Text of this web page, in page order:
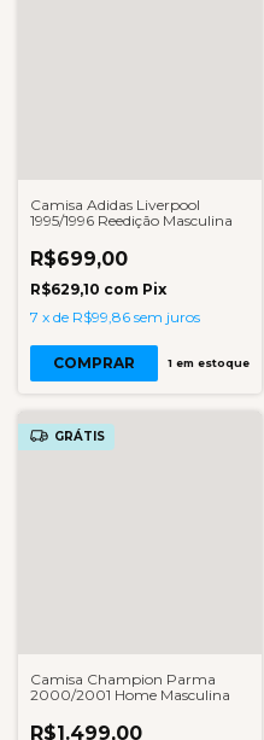
Camisa Adidas Liverpool
1995/1996 Reedição Masculina
R$699,00
R$629,10 com Pix
7 x de R$99,86 sem juros
COMPRAR 1em estoque
GRÁTIS
Camisa Champion Parma
2000/2001 Home Masculina
R$1.499,00